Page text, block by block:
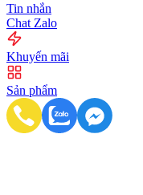
Tin nhắn
Chat Zalo
Khuyến mãi
Sản phẩm